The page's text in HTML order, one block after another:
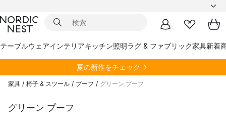
テーブルウェアインテリアキッチン照明ラグ & ファブリック家具新着
夏の新作をチェック
家具 / 椅子 & スツール / プーフ / グリーン プーフ
グリーン プーフ